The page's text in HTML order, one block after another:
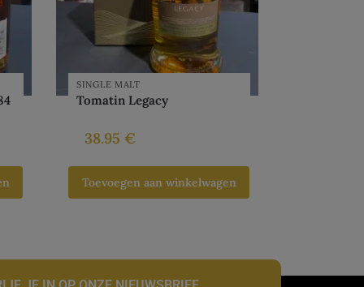
SINGLE MALT
Tomatin Legacy
38.95 €
Toevoegen aan winkelwagen